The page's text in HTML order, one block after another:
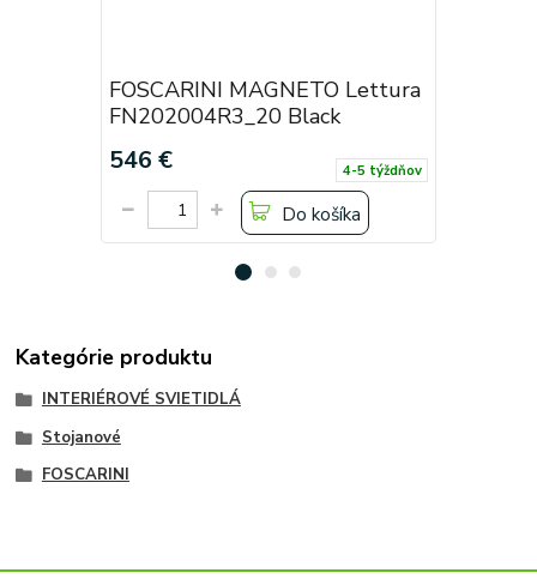
FOSCARINI MAGNETO Lettura
FN202004R3_20 Black
546 € 4-5 týždňov
Do košíka
Kategórie produktu
INTERIÉROVÉ SVIETIDLÁ
Stojanové
FOSCARINI